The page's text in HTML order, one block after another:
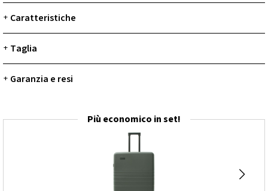
+ Caratteristiche
+ Taglia
+ Garanzia e resi
Più economico in set!